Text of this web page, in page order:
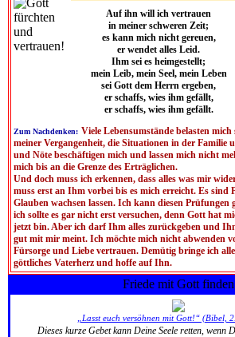
Auf ihn will ich vertrauen
in meiner schweren Zeit;
es kann mich nicht gereuen,
er wendet alles Leid.
Ihm sei es heimgestellt;
mein Leib, mein Seel, mein Leben
sei Gott dem Herrn ergeben,
er schaffs, wies ihm gefällt,
er schaffs, wies ihm gefällt.
Zum Nachdenken: Viele Lebensumstände belasten
meiner Vergangenheit, die Situationen in der Familie
und Nöte beschäftigen mich und lassen mich nicht
mich bis an die Grenze des Erträglichen.
Und doch muss ich erkennen, dass alles was mir
muss erst an Ihm vorbei bis es mich erreicht. Es sind
Glauben wachsen lassen. Ich kann diesen Prüfungen
ich sollte es gar nicht erst versuchen, denn Gott hat
jetzt bin. Aber ich darf Ihm alles zurückgeben und
gut mit mir meint. Ich möchte mich nicht abwenden
Fürsorge und Liebe vertrauen. Demütig bringe ich
göttliches Vaterherz und hoffe auf Ihn.
Friede mit Gott finden
„Lasst euch versöhnen mit Gott!“ (Bibel,
Dieses kurze Gebet kann Deine Seele retten, wenn